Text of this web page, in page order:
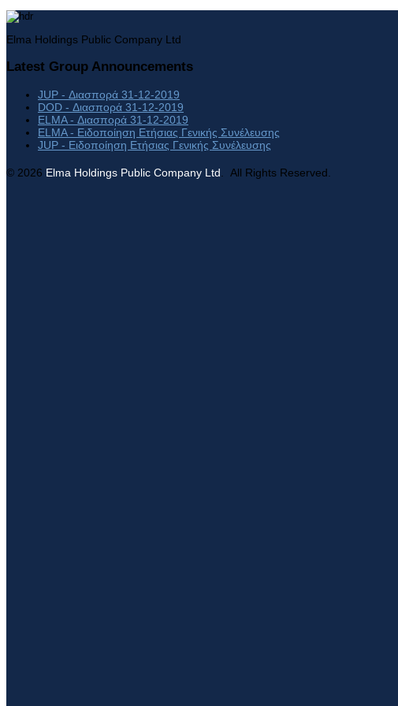
Elma Holdings Public Company Ltd
Latest Group Announcements
JUP - Διασπορά 31-12-2019
DOD - Διασπορά 31-12-2019
ELMA - Διασπορά 31-12-2019
ELMA - Ειδοποίηση Ετήσιας Γενικής Συνέλευσης
JUP - Ειδοποίηση Ετήσιας Γενικής Συνέλευσης
© 2026 Elma Holdings Public Company Ltd . All Rights Reserved.